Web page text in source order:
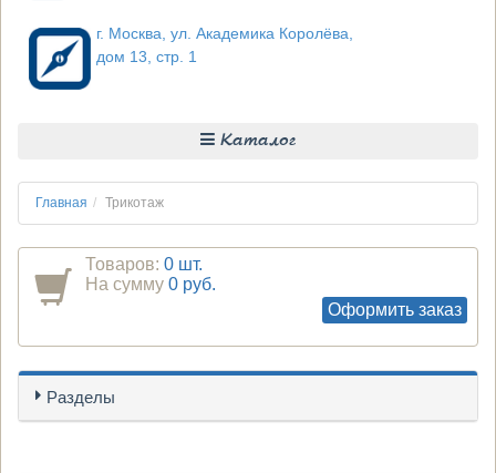
г. Москва, ул. Академика Королёва,
дом 13, стр. 1
Каталог
Главная Трикотаж
Товаров: 0 шт.
На сумму 0 руб.
Оформить заказ
Разделы